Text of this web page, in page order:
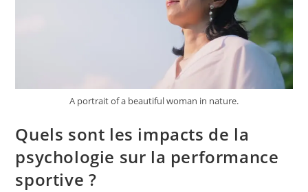
A portrait of a beautiful woman in nature.
Quels sont les impacts de la
psychologie sur la performance
sportive ?